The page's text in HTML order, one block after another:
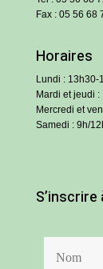
Fax : 05 56 68
Horaires
Lundi : 13h30-
Mardi et jeudi :
Mercredi et
Samedi : 9h/